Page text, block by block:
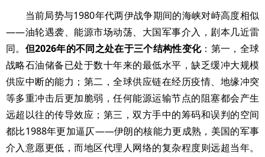
当前局势与1980年代两伊战争期间的海峡对峙高度相似
——油轮遇袭、能源市场动荡、大国军事介入，剧本几近雷
同。 但2026年的不同之处在于三个结构性变化：第一，全球
战略石油储备已处于数十年来的最低水平，缺乏缓冲大规模
供应中断的能力；第二，全球供应链在经历疫情、地缘冲突
等多重冲击后更加脆弱，任何能源运输节点的阻塞都会产生
远超以往的传导效应；第三，双方手中的筹码和误判的空间
都比1988年更加逼仄——伊朗的核能力更成熟，美国的军事
介入意愿更低，而地区代理人网络的复杂程度则远超当年。